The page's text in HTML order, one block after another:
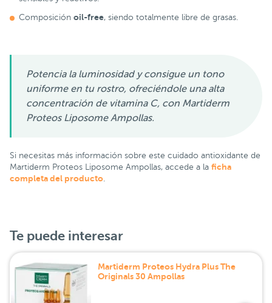
Composición oil-free, siendo totalmente libre de grasas.
Potencia la luminosidad y consigue un tono
uniforme en tu rostro, ofreciéndole una alta
concentración de vitamina C, con Martiderm
Proteos Liposome Ampollas.
Si necesitas más información sobre este cuidado antioxidante de
Martiderm Proteos Liposome Ampollas, accede a la ficha
completa del producto
Te puede interesar
Martiderm Proteos Hydra Plus The
Originals 30 Ampollas